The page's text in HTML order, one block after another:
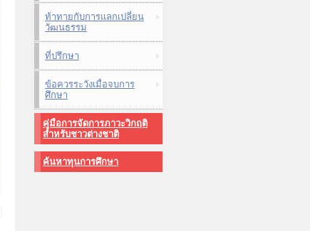
ท้าทายกับการแลกเปลี่ยน
วัฒนธรรม
ที่ปรึกษา
ข้อควรระวังเมื่อจบการ
ศึกษา
คู่มือการจัดการภาวะวิกฤติ
สำหรับชาวต่างชาติ
ค้นหาทุนการศึกษา